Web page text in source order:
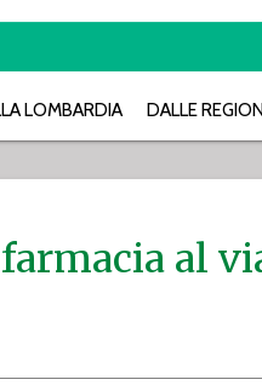
LOMBARDIA DALLE
al